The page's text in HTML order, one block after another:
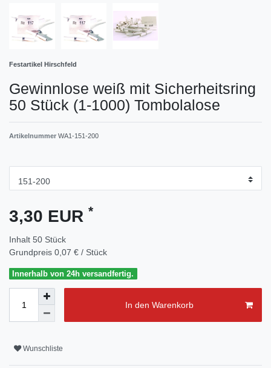
Festartikel Hirschfeld
Gewinnlose weiß mit Sicherheitsring
50 Stück (1-1000) Tombolalose
Artikelnummer WA1-151-200
3,30 EUR *
Inhalt 50 Stück
Grundpreis 0,07 € / Stück
Innerhalb von 24h versandfertig.
In den Warenkorb
Wunschliste